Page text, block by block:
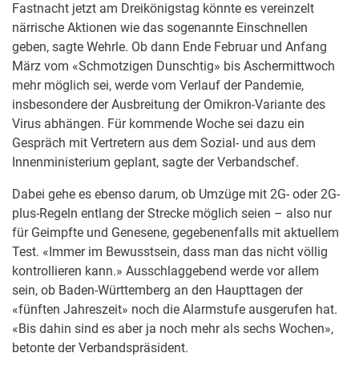
Fastnacht jetzt am Dreikönigstag könnte es vereinzelt
närrische Aktionen wie das sogenannte Einschnellen
geben, sagte Wehrle. Ob dann Ende Februar und Anfang
März vom «Schmotzigen Dunschtig» bis Aschermittwoch
mehr möglich sei, werde vom Verlauf der Pandemie,
insbesondere der Ausbreitung der Omikron-Variante des
Virus abhängen. Für kommende Woche sei dazu ein
Gespräch mit Vertretern aus dem Sozial- und aus dem
Innenministerium geplant, sagte der Verbandschef.
Dabei gehe es ebenso darum, ob Umzüge mit 2G- oder 2G-
plus-Regeln entlang der Strecke möglich seien – also nur
für Geimpfte und Genesene, gegebenenfalls mit aktuellem
Test. «Immer im Bewusstsein, dass man das nicht völlig
kontrollieren kann.» Ausschlaggebend werde vor allem
sein, ob Baden-Württemberg an den Haupttagen der
«fünften Jahreszeit» noch die Alarmstufe ausgerufen hat.
«Bis dahin sind es aber ja noch mehr als sechs Wochen»,
betonte der Verbandspräsident.